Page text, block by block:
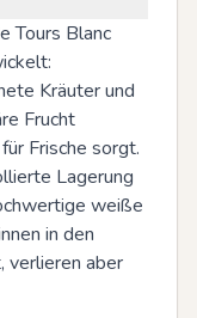
Tours Blanc
Kräuter und
Frucht
Frische sorgt.
Lagerung
weiße
in den
verlieren aber